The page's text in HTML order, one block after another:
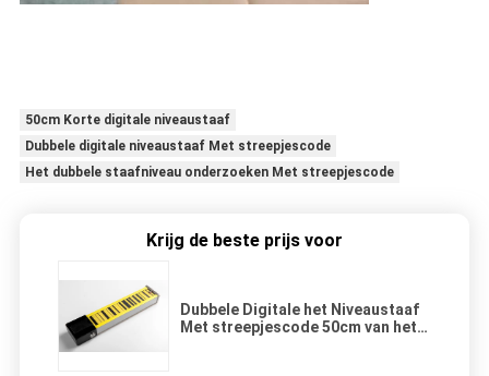
50cm Korte digitale niveaustaaf
Dubbele digitale niveaustaaf Met streepjescode
Het dubbele staafniveau onderzoeken Met streepjescode
Krijg de beste prijs voor
Dubbele Digitale het Niveaustaaf
Met streepjescode 50cm van het